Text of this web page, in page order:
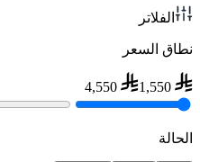
الفلاتر
نطاق السعر
1,550
4,550
الحالة